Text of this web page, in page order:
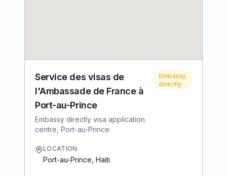
Service des visas de
l'Ambassade de France à
Port-au-Prince
Embassy directly visa application
centre, Port-au-Prince
Embassy
directly
LOCATION
Port-au-Prince Haiti